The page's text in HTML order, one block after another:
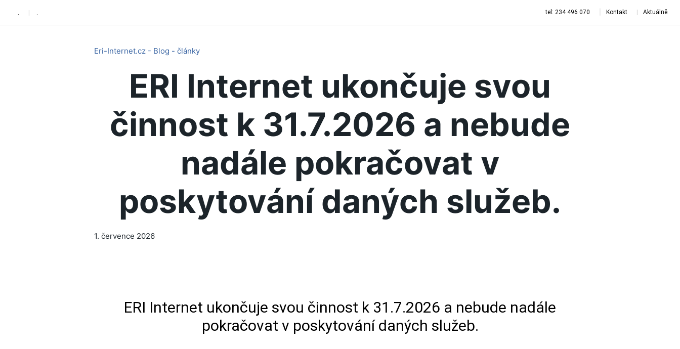
. . tel: 234 496 070 Kontakt Aktuálně
Eri-Internet.cz - Blog - články
ERI Internet ukončuje svou
činnost k 31.7.2026 a nebude
nadále pokračovat v
poskytování daných služeb.
1. července 2026
ERI Internet ukončuje svou činnost k 31.7.2026 a nebude nadále
pokračovat v poskytování daných služeb.